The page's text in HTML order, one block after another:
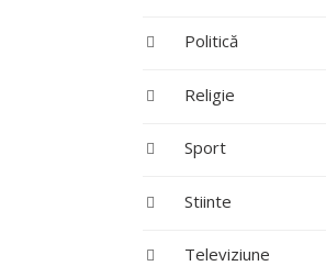
Politică
Religie
Sport
Stiinte
Televiziune